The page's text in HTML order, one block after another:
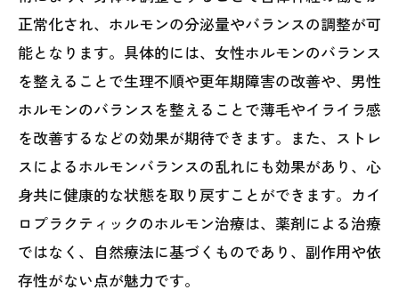
正常化され、ホルモンの分泌量やバランスの調整が可
能となります。具体的には、女性ホルモンのバランス
を整えることで生理不順や更年期障害の改善や、男性
ホルモンのバランスを整えることで薄毛やイライラ感
を改善するなどの効果が期待できます。また、ストレ
スによるホルモンバランスの乱れにも効果があり、心
身共に健康的な状態を取り戻すことができます。カイ
ロプラクティックのホルモン治療は、薬剤による治療
ではなく、自然療法に基づくものであり、副作用や依
存性がない点が魅力です。